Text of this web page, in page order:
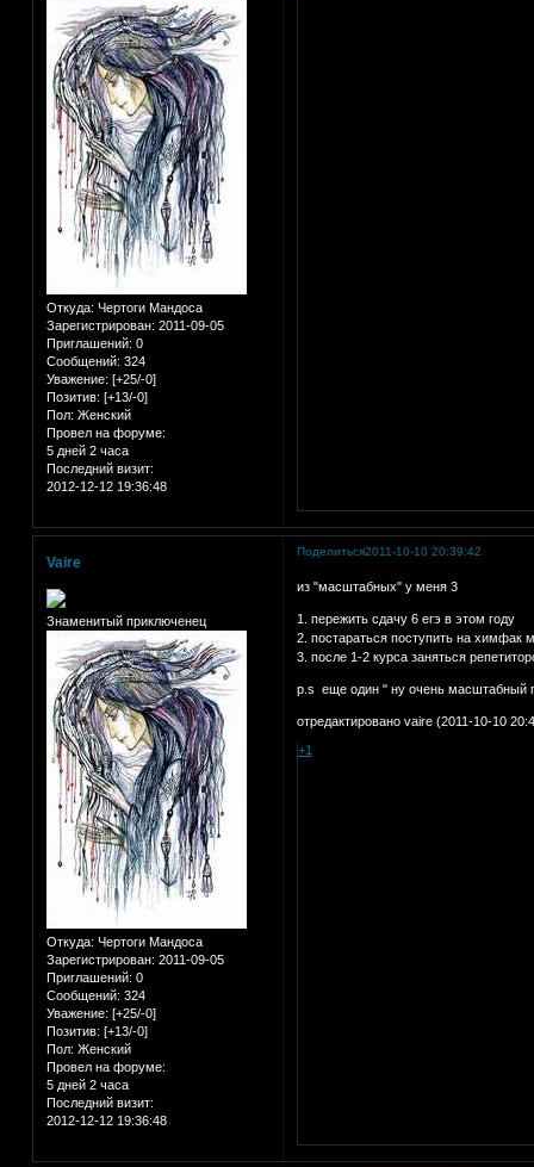
Откуда: Чертоги Мандоса
Зарегистрирован: 2011-09-05
Приглашений: 0
Сообщений: 324
Уважение: [+25/-0]
Позитив: [+13/-0]
Пол: Женский
Провел на форуме:
5 дней 2 часа
Последний визит:
2012-12-12 19:36:48
Поделиться2011-10-10 20:39:42
Vaire
Знаменитый приключенец
Откуда: Чертоги Мандоса
Зарегистрирован: 2011-09-05
Приглашений: 0
Сообщений: 324
Уважение: [+25/-0]
Позитив: [+13/-0]
Пол: Женский
Провел на форуме:
5 дней 2 часа
Последний визит:
2012-12-12 19:36:48
из "масштабных" у меня 3
1. пережить сдачу 6 егэ в этом году
2. постараться поступить на химфак
3. после 1-2 курса заняться
p.s еще один " ну очень масштабный
отредактировано vaire (2011-10-10
+1